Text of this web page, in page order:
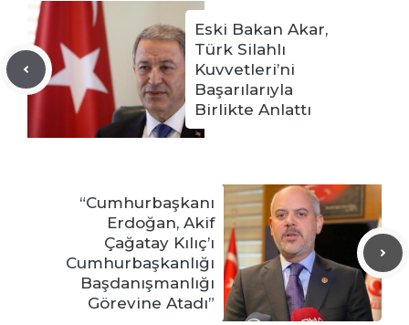
Eski Bakan Akar,
Türk Silahlı
Kuvvetleri’ni
Başarılarıyla
Birlikte Anlattı
“Cumhurbaşkanı
Erdoğan, Akif
Çağatay Kılıç’ı
Cumhurbaşkanlığı
Başdanışmanlığı
Görevine Atadı”